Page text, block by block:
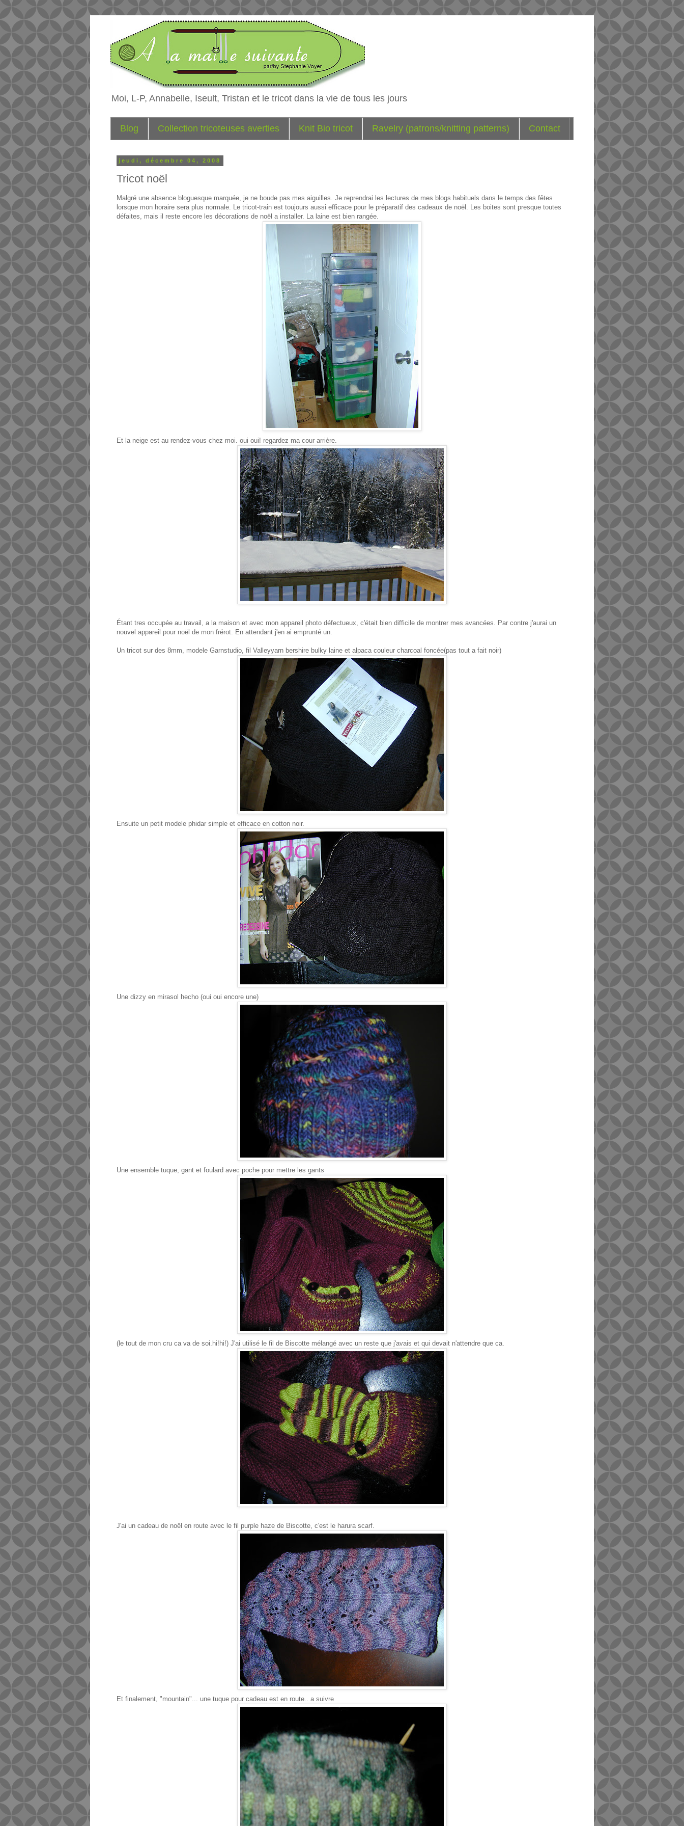
Moi, L-P, Annabelle, Iseult, Tristan et le tricot dans la vie de tous les jours
Blog Collection tricoteuses averties Knit Bio tricot Ravelry (patrons/knitting patterns) Contact
jeudi, décembre 04, 2008
Tricot noël
Malgré une absence bloguesque marquée, je ne boude pas mes aiguilles. Je reprendrai les lectures de mes blogs habituels dans le temps des fêtes
lorsque mon horaire sera plus normale. Le tricot-train est toujours aussi efficace pour le préparatif des cadeaux de noël. Les boites sont presque toutes
défaites, mais il reste encore les décorations de noël a installer. La laine est bien rangée.
Et la neige est au rendez-vous chez moi. oui oui! regardez ma cour arrière.
Étant tres occupée au travail, a la maison et avec mon appareil photo défectueux, c'était bien difficile de montrer mes avancées. Par contre j'aurai un
nouvel appareil pour noël de mon frérot. En attendant j'en ai emprunté un.
Un tricot sur des 8mm, modele Garnstudio, fil Valleyyarn bershire bulky laine et alpaca couleur charcoal foncée(pas tout a fait noir)
Ensuite un petit modele phidar simple et efficace en cotton noir.
Une dizzy en mirasol hecho (oui oui encore une)
Une ensemble tuque, gant et foulard avec poche pour mettre les gants
(le tout de mon cru ca va de soi.hi!hi!) J'ai utilisé le fil de Biscotte mélangé avec un reste que j'avais et qui devait n'attendre que ca.
J'ai un cadeau de noël en route avec le fil purple haze de Biscotte, c'est le harura scarf.
Et finalement, "mountain"... une tuque pour cadeau est en route.. a suivre